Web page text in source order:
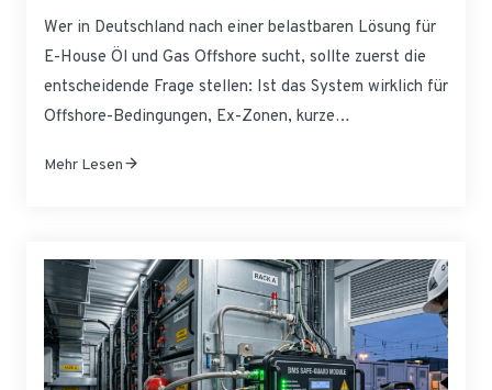
Wer in Deutschland nach einer belastbaren Lösung für
E-House Öl und Gas Offshore sucht, sollte zuerst die
entscheidende Frage stellen: Ist das System wirklich für
Offshore-Bedingungen, Ex-Zonen, kurze
ausgelegt? Genau hier trennt sich ein reines
Infrastruktur, Schutzkonzepte, Korrosionsbeständigkeit,
Transportfähigkeit und…
Mehr Lesen